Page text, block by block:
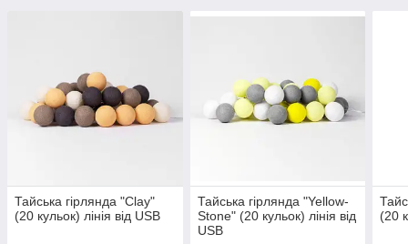
Тайська гірлянда "Clay"
(20 кульок) лінія від USB
Тайська гірлянда "Yellow-
Stone" (20 кульок) лінія від
USB
(20